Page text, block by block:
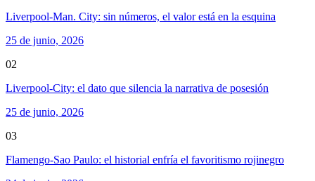
Liverpool-Man. City: sin números, el valor está en la esquina
25 de junio, 2026
02
Liverpool-City: el dato que silencia la narrativa de posesión
25 de junio, 2026
03
Flamengo-Sao Paulo: el historial enfría el favoritismo rojinegro